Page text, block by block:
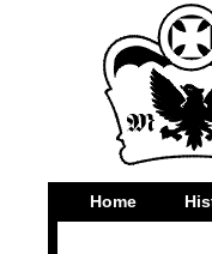
Home